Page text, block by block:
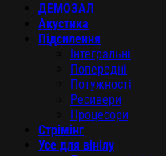
ДЕМОЗАЛ
Акустика
Підсилення
Інтегральні
Попередні
Потужності
Ресивери
Процесори
Стрімінг
Усе для вінілу